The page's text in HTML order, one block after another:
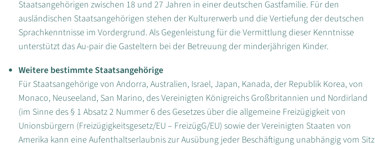
Staatsangehörigen zwischen 18 und 27 Jahren in einer deutschen Gastfamilie. Für den
ausländischen Staatsangehörigen stehen der Kulturerwerb und die Vertiefung der deutschen
Sprachkenntnisse im Vordergrund. Als Gegenleistung für die Vermittlung dieser Kenntnisse
unterstützt das Au-pair die Gasteltern bei der Betreuung der minderjährigen Kinder.
Weitere bestimmte Staatsangehörige
Für Staatsangehörige von Andorra, Australien, Israel, Japan, Kanada, der Republik Korea, von
Monaco, Neuseeland, San Marino, des Vereinigten Königreichs Großbritannien und Nordirland
(im Sinne des § 1 Absatz 2 Nummer 6 des Gesetzes über die allgemeine Freizügigkeit von
Unionsbürgern (Freizügigkeitsgesetz/EU – FreizügG/EU) sowie der Vereinigten Staaten von
Amerika kann eine Aufenthaltserlaubnis zur Ausübung jeder Beschäftigung unabhängig vom Sitz